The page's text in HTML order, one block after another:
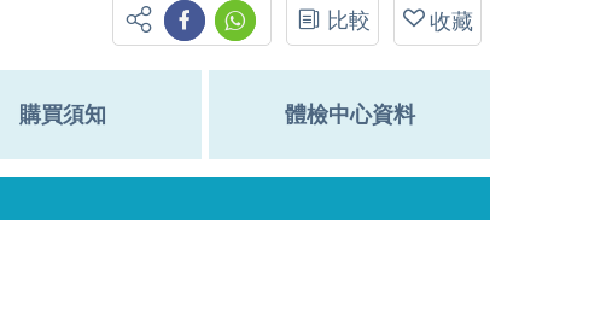
比較 收藏
購買須知 體檢中心資料